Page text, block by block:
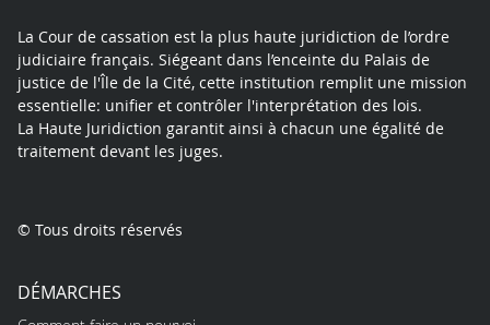
La Cour de cassation est la plus haute juridiction de l’ordre
judiciaire français. Siégeant dans l’enceinte du Palais de
justice de l'Île de la Cité, cette institution remplit une mission
essentielle: unifier et contrôler l'interprétation des lois.
La Haute Juridiction garantit ainsi à chacun une égalité de
traitement devant les juges.
© Tous droits réservés
DÉMARCHES